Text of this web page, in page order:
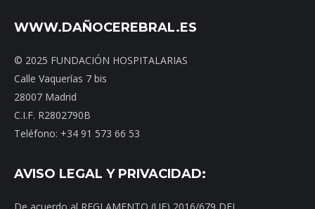
WWW.DAÑOCEREBRAL.ES
© 2025 FUNDACIÓN HOSPITALARIAS
Calle Vaquerías 7 bis
28007 Madrid
C.I.F. R2802790B
Teléfono: +34 91 573 66 53
AVISO LEGAL Y PRIVACIDAD: